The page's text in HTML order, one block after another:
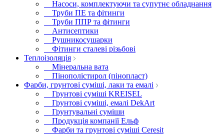
Насоси, комплектуючи та супутнє обладнання
Труби ПЕ та фітинги
Труби ППР та фітинги
Антисептики
Рушникосушарки
Фітинги сталеві різьбові
Теплоізоляція
Мінеральна вата
Пінополістирол (пінопласт)
Фарби, грунтові суміші, лаки та емалі
Грунтові суміші KREISEL
Грунтові суміші, емалі DekArt
Грунтувальні суміши
Продукція компанії Ельф
Фарби та грунтові суміші Ceresit